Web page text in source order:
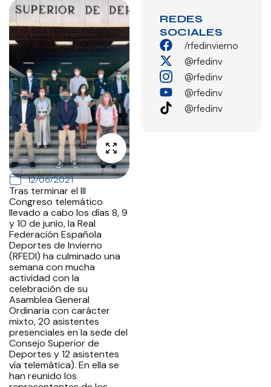
12/06/2021
Tras terminar el III
Congreso telemático
llevado a cabo los días 8, 9
y 10 de junio, la Real
Federación Española
Deportes de Invierno
(RFEDI) ha culminado una
semana con mucha
actividad con la
celebración de su
Asamblea General
Ordinaria con carácter
mixto, 20 asistentes
presenciales en la sede del
Consejo Superior de
Deportes y 12 asistentes
vía telemática). En ella se
han reunido los
REDES
SOCIALES
/rfedinvierno
@rfedinv
@rfedinv
@rfedinv
@rfedinv